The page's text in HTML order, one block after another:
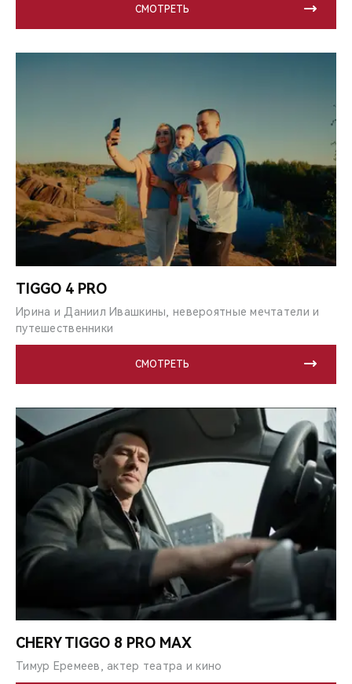
СМОТРЕТЬ
TIGGO 4 PRO
Ирина и Даниил Ивашкины, невероятные мечтатели и
путешественники
СМОТРЕТЬ
CHERY TIGGO 8 PRO MAX
Тимур Еремеев, актер театра и кино